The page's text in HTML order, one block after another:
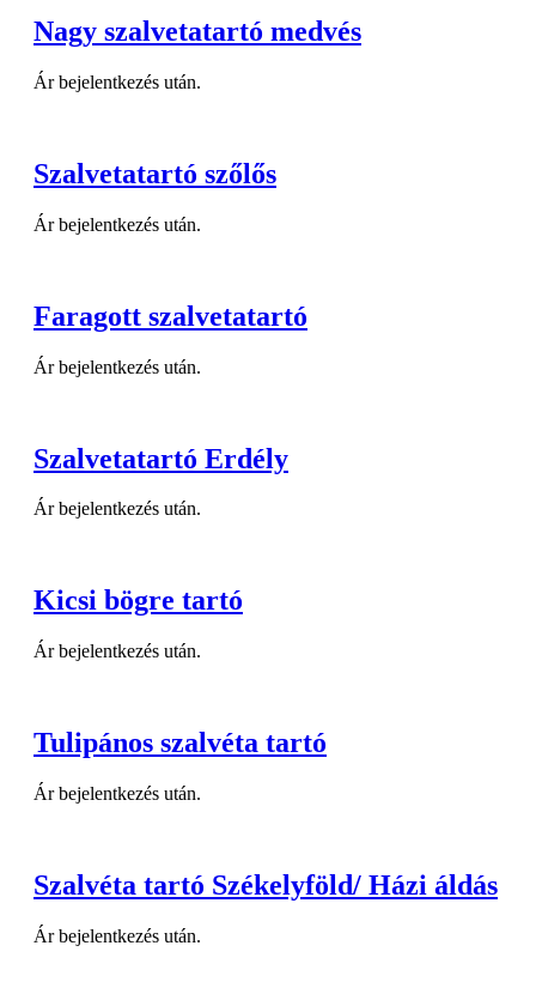
Nagy szalvetatartó medvés
Ár bejelentkezés után.
Szalvetatartó szőlős
Ár bejelentkezés után.
Faragott szalvetatartó
Ár bejelentkezés után.
Szalvetatartó Erdély
Ár bejelentkezés után.
Kicsi bögre tartó
Ár bejelentkezés után.
Tulipános szalvéta tartó
Ár bejelentkezés után.
Szalvéta tartó Székelyföld/ Házi áldás
Ár bejelentkezés után.